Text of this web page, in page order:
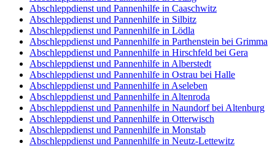
Abschleppdienst und Pannenhilfe in Caaschwitz
Abschleppdienst und Pannenhilfe in Silbitz
Abschleppdienst und Pannenhilfe in Lödla
Abschleppdienst und Pannenhilfe in Parthenstein bei Grimma
Abschleppdienst und Pannenhilfe in Hirschfeld bei Gera
Abschleppdienst und Pannenhilfe in Alberstedt
Abschleppdienst und Pannenhilfe in Ostrau bei Halle
Abschleppdienst und Pannenhilfe in Aseleben
Abschleppdienst und Pannenhilfe in Altenroda
Abschleppdienst und Pannenhilfe in Naundorf bei Altenburg
Abschleppdienst und Pannenhilfe in Otterwisch
Abschleppdienst und Pannenhilfe in Monstab
Abschleppdienst und Pannenhilfe in Neutz-Lettewitz